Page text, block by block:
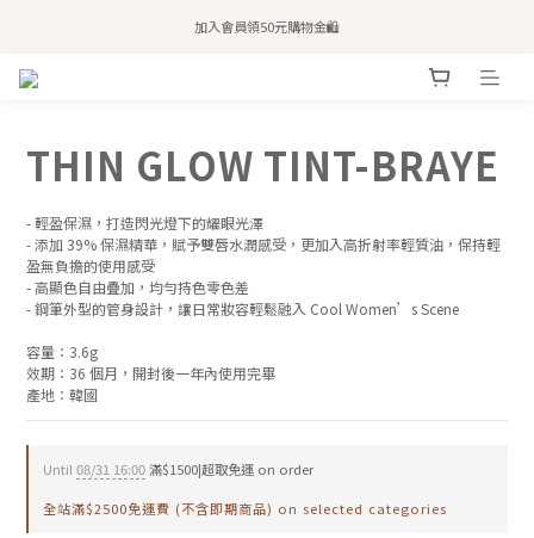
全站滿$2,500免運｜6/30前 含新品滿$1,300超取免運
加入會員領50元購物金🛍️
THIN GLOW TINT-BRAYE
- 輕盈保濕，打造閃光燈下的耀眼光澤
- 添加 39% 保濕精華，賦予雙唇水潤感受，更加入高折射率輕質油，保持輕
盈無負擔的使用感受
- 高顯色自由疊加，均勻持色零色差
- 鋼筆外型的管身設計，讓日常妝容輕鬆融入 Cool Women’s Scene
容量：3.6g
效期：36 個月，開封後一年內使用完畢
產地：韓國
Until08/31 16:00滿$1500|超取免運 on order
全站滿$2500免運費 (不含即期商品) on selected categories